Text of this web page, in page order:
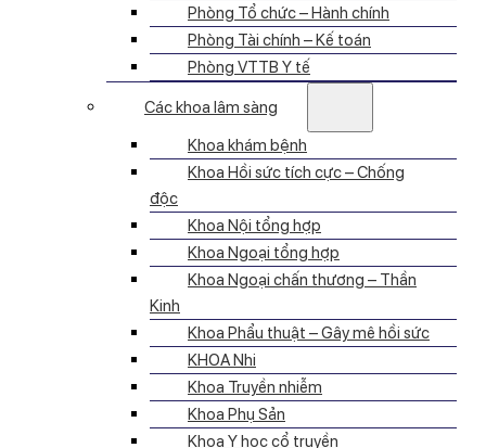
Phòng Tổ chức – Hành chính
Phòng Tài chính – Kế toán
Phòng VTTB Y tế
Các khoa lâm sàng
Khoa khám bệnh
Khoa Hồi sức tích cực – Chống
độc
Khoa Nội tổng hợp
Khoa Ngoại tổng hợp
Khoa Ngoại chấn thương – Thần
Kinh
Khoa Phẩu thuật – Gây mê hồi sức
KHOA Nhi
Khoa Truyền nhiễm
Khoa Phụ Sản
Khoa Y học cổ truyền